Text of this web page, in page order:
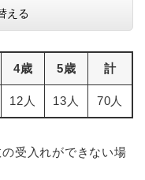
える
4歳 5歳 計
12人 13人 70人
受入れができない場